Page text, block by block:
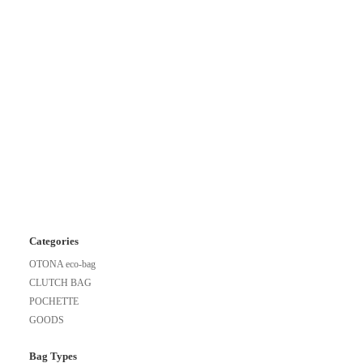
Categories
OTONA eco-bag
CLUTCH BAG
POCHETTE
GOODS
Bag Types